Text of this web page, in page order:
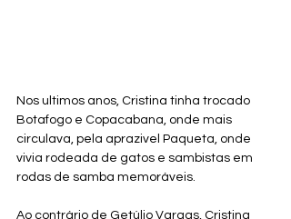
Nos ultimos anos, Cristina tinha trocado
Botafogo e Copacabana, onde mais
circulava, pela aprazivel Paqueta, onde
vivia rodeada de gatos e sambistas em
rodas de samba memoráveis.
Ao contrário de Getúlio Vargas, Cristina